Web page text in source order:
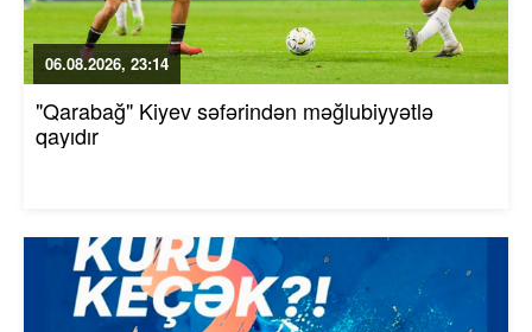
06.08.2026, 23:14
"Qarabağ" Kiyev səfərindən məğlubiyyətlə
qayıdır